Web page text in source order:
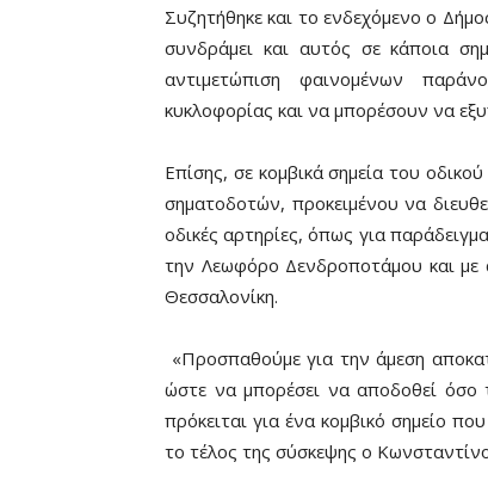
Συζητήθηκε και το ενδεχόμενο ο
συνδράμει και αυτός σε κάποια
αντιμετώπιση φαινομένων
κυκλοφορίας και να μπορέσουν να
Επίσης, σε κομβικά σημεία του
σηματοδοτών, προκειμένου να
οδικές αρτηρίες, όπως για
την Λεωφόρο Δενδροποτάμου και με
Θεσσαλονίκη.
«Προσπαθούμε για την άμεση
ώστε να μπορέσει να αποδοθεί όσο
πρόκειται για ένα κομβικό σημείο
το τέλος της σύσκεψης ο